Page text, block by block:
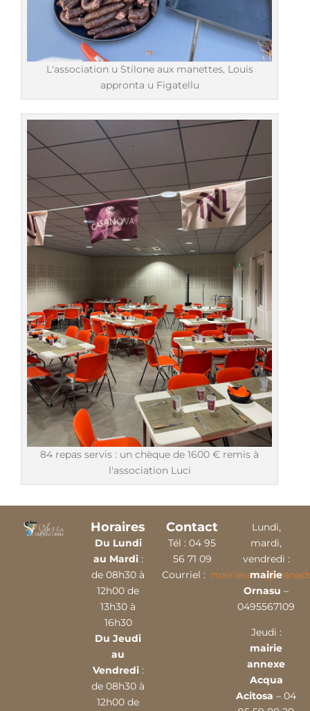
L'association u Stilone aux manettes, Louis
appronta u Figatellu
84 repas servis : un chèque de 1600 € remis à
l'association Luci
Horaires
Du Lundi
au Mardi:
de 08h30 à
12h00 de
13h30 à
16h30
Du Jeudi
au
Vendredi:
de 08h30 à
12h00 de
Contact
Tél : 04 95
56 71 09
Courriel :
Lundi,
mardi,
vendredi :
mairie
Ornasu –
0495567109
Jeudi :
mairie
annexe
Acqua
Acitosa – 04